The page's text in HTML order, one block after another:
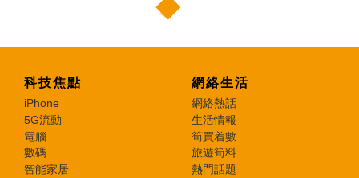
科技焦點
iPhone
5G流動
電腦
數碼
智能家居
網絡生活
網絡熱話
生活情報
筍買着數
旅遊筍料
熱門話題